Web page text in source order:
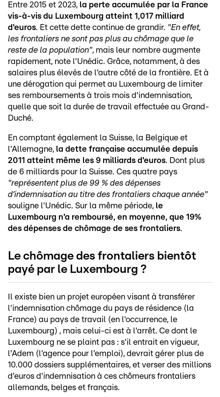
Entre 2015 et 2023, la perte accumulée par la France
vis-à-vis du Luxembourg atteint 1,017 milliard
d'euros. Et cette dette continue de grandir. "En effet,
les frontaliers ne sont pas plus au chômage que le
reste de la population", mais leur nombre augmente
rapidement, note l'Unédic. Grâce, notamment, à des
salaires plus élevés de l'autre côté de la frontière. Et à
une dérogation qui permet au Luxembourg de limiter
ses remboursements à trois mois d'indemnisation,
quelle que soit la durée de travail effectuée au Grand-
Duché.
En comptant également la Suisse, la Belgique et
l'Allemagne, la dette française accumulée depuis
2011 atteint même les 9 milliards d'euros. Dont plus
de 6 milliards pour la Suisse. Ces quatre pays
"représententplus de 99 % des dépenses
d’indemnisation au titre des frontaliers chaque année"
souligne l'Unédic. Sur la même période, le
Luxembourg n'a remboursé, en moyenne, que 19%
des dépenses de chômage de ses frontaliers.
Le chômage des frontaliers bientôt
payé par le Luxembourg ?
Il existe bien un projet européen visant à transférer
l'indemnisation chômage du pays de résidence (la
France) au pays de travail (en l'occurrence, le
Luxembourg) , mais celui-ci est à l'arrêt. Ce dont le
Luxembourg ne se plaint pas : s'il entrait en vigueur,
l'Adem (l'agence pour l'emploi), devrait gérer plus de
10.000 dossiers supplémentaires, et verser des millions
d'euros d'indemnisation à ces chômeurs frontaliers
allemands, belges et français.